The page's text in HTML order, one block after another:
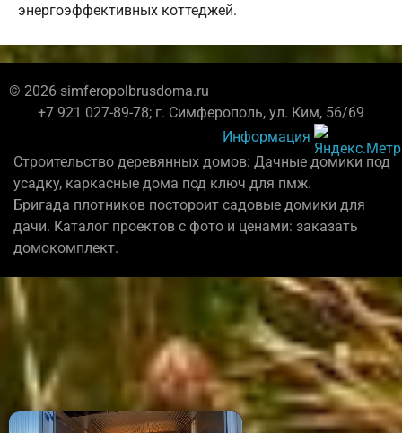
энергоэффективных коттеджей.
© 2026 simferopolbrusdoma.ru
+7 921 027-89-78; г. Симферополь, ул. Ким, 56/69
Информация
Строительство деревянных домов: Дачные домики под
усадку, каркасные дома под ключ для пмж.
Бригада плотников постороит садовые домики для
дачи. Каталог проектов с фото и ценами: заказать
домокомплект.